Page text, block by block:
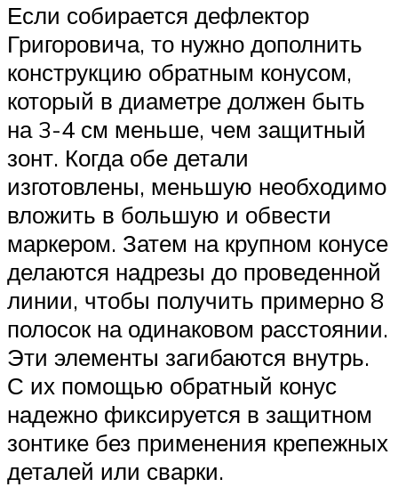
Если собирается дефлектор
Григоровича, то нужно дополнить
конструкцию обратным конусом,
который в диаметре должен быть
на 3-4 см меньше, чем защитный
зонт. Когда обе детали
изготовлены, меньшую необходимо
вложить в большую и обвести
маркером. Затем на крупном конусе
делаются надрезы до проведенной
линии, чтобы получить примерно 8
полосок на одинаковом расстоянии.
Эти элементы загибаются внутрь.
С их помощью обратный конус
надежно фиксируется в защитном
зонтике без применения крепежных
деталей или сварки.